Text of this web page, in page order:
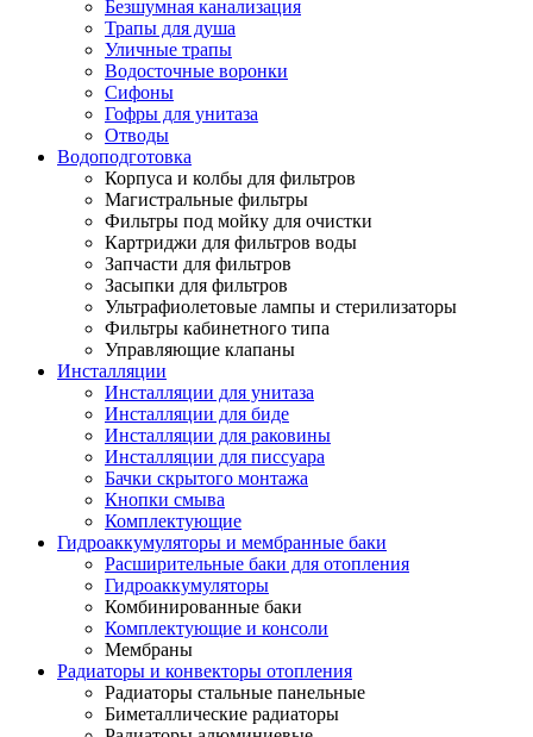
Безшумная канализация
Трапы для душа
Уличные трапы
Водосточные воронки
Сифоны
Гофры для унитаза
Отводы
Водоподготовка
Корпуса и колбы для фильтров
Магистральные фильтры
Фильтры под мойку для очистки
Картриджи для фильтров воды
Запчасти для фильтров
Засыпки для фильтров
Ультрафиолетовые лампы и стерилизаторы
Фильтры кабинетного типа
Управляющие клапаны
Инсталляции
Инсталляции для унитаза
Инсталляции для биде
Инсталляции для раковины
Инсталляции для писсуара
Бачки скрытого монтажа
Кнопки смыва
Комплектующие
Гидроаккумуляторы и мембранные баки
Расширительные баки для отопления
Гидроаккумуляторы
Комбинированные баки
Комплектующие и консоли
Мембраны
Радиаторы и конвекторы отопления
Радиаторы стальные панельные
Биметаллические радиаторы